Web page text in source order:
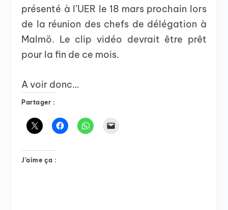
présenté à l’UER le 18 mars prochain lors
de la réunion des chefs de délégation à
Malmö. Le clip vidéo devrait être prêt
pour la fin de ce mois.
A voir donc…
Partager :
J’aime ça :